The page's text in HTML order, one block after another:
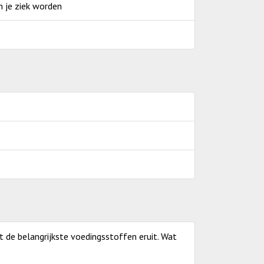
je ziek worden
de belangrijkste voedingsstoffen eruit. Wat